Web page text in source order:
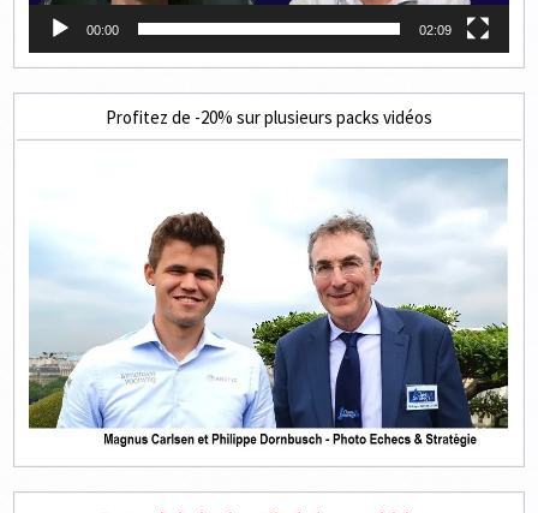
00:00 02:09
Profitez de -20% sur plusieurs packs vidéos